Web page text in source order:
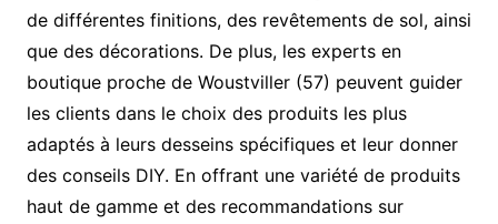
de différentes finitions, des revêtements de sol, ainsi
que des décorations. De plus, les experts en
boutique proche de Woustviller (57) peuvent guider
les clients dans le choix des produits les plus
adaptés à leurs desseins spécifiques et leur donner
des conseils DIY. En offrant une variété de produits
haut de gamme et des recommandations sur